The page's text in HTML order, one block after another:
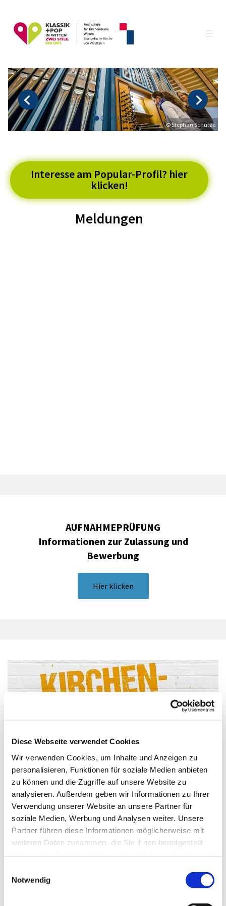
Diese Webseite verwendet Cookies
Wir verwenden Cookies, um Inhalte und Anzeigen zu
personalisieren, Funktionen für soziale Medien anbieten
zu können und die Zugriffe auf unsere Website zu
analysieren. Außerdem geben wir Informationen zu Ihrer
Verwendung unserer Website an unsere Partner für
soziale Medien, Werbung und Analysen weiter. Unsere
Partner führen diese Informationen möglicherweise mit
weiteren Daten zusammen, die Sie ihnen bereitgestellt
Notwendig
© Stephan Schütze
Interesse am Popular-Profil? hier
klicken!
Meldungen
AUFNAHMEPRÜFUNG
Informationen zur Zulassung und
Bewerbung
Hier klicken
Ins Gespräch kommen
Lass uns ins Gespräch kommen, kommt vorbei und lernt uns
kennen
Ansprechpersonen